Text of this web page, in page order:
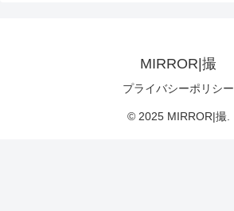
MIRROR|撮
プライバシーポリシー
© 2025 MIRROR|撮.